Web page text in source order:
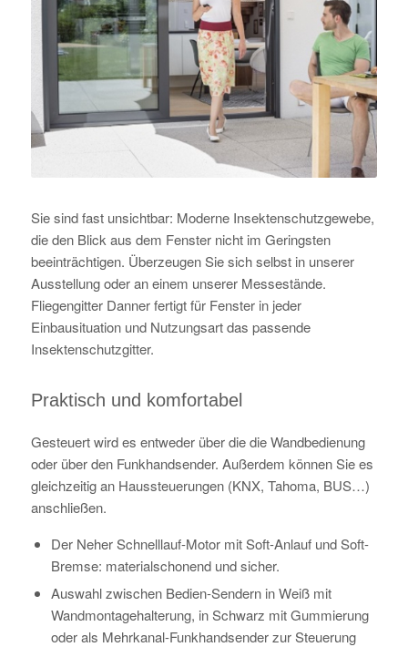
Sie sind fast unsichtbar: Moderne Insektenschutzgewebe,
die den Blick aus dem Fenster nicht im Geringsten
beeinträchtigen. Überzeugen Sie sich selbst in unserer
Ausstellung oder an einem unserer Messestände.
Fliegengitter Danner fertigt für Fenster in jeder
Einbausituation und Nutzungsart das passende
Insektenschutzgitter.
Praktisch und komfortabel
Gesteuert wird es entweder über die die Wandbedienung
oder über den Funkhandsender. Außerdem können Sie es
gleichzeitig an Haussteuerungen (KNX, Tahoma, BUS…)
anschließen.
Der Neher Schnelllauf-Motor mit Soft-Anlauf und Soft-
Bremse: materialschonend und sicher.
Auswahl zwischen Bedien-Sendern in Weiß mit
Wandmontagehalterung, in Schwarz mit Gummierung
oder als Mehrkanal-Funkhandsender zur Steuerung